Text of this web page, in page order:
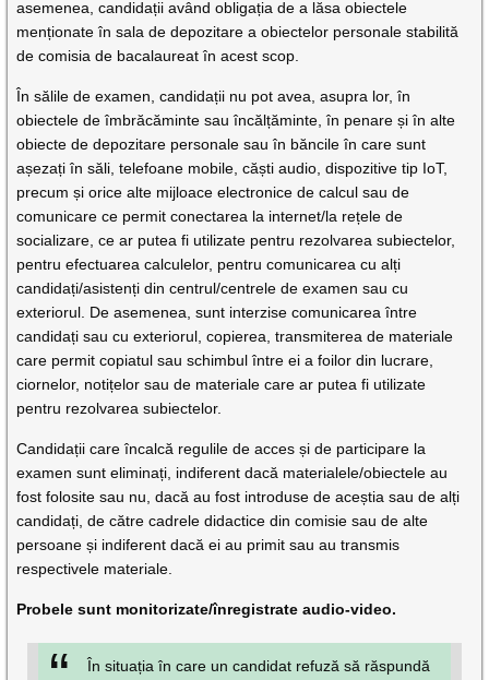
asemenea, candidații având obligația de a lăsa obiectele
menționate în sala de depozitare a obiectelor personale stabilită
de comisia de bacalaureat în acest scop.
În sălile de examen, candidații nu pot avea, asupra lor, în
obiectele de îmbrăcăminte sau încălțăminte, în penare și în alte
obiecte de depozitare personale sau în băncile în care sunt
așezați în săli, telefoane mobile, căști audio, dispozitive tip IoT,
precum și orice alte mijloace electronice de calcul sau de
comunicare ce permit conectarea la internet/la rețele de
socializare, ce ar putea fi utilizate pentru rezolvarea subiectelor,
pentru efectuarea calculelor, pentru comunicarea cu alți
candidați/asistenți din centrul/centrele de examen sau cu
exteriorul. De asemenea, sunt interzise comunicarea între
candidați sau cu exteriorul, copierea, transmiterea de materiale
care permit copiatul sau schimbul între ei a foilor din lucrare,
ciornelor, notițelor sau de materiale care ar putea fi utilizate
pentru rezolvarea subiectelor.
Candidații care încalcă regulile de acces și de participare la
examen sunt eliminați, indiferent dacă materialele/obiectele au
fost folosite sau nu, dacă au fost introduse de aceștia sau de alți
candidați, de către cadrele didactice din comisie sau de alte
persoane și indiferent dacă ei au primit sau au transmis
respectivele materiale.
Probele sunt monitorizate/înregistrate audio-video.
În situația în care un candidat refuză să răspundă